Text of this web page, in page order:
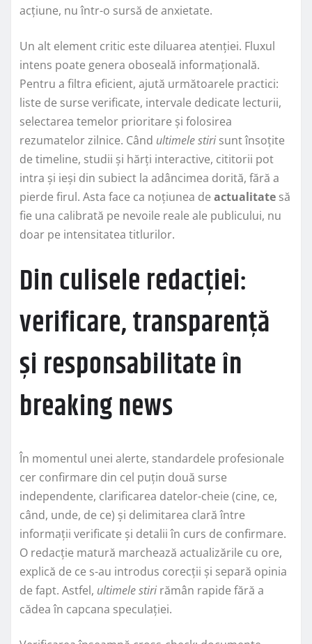
acțiune, nu într-o sursă de anxietate.
Un alt element critic este diluarea atenției. Fluxul
intens poate genera oboseală informațională.
Pentru a filtra eficient, ajută următoarele practici:
liste de surse verificate, intervale dedicate lecturii,
selectarea temelor prioritare și folosirea
rezumatelor zilnice. Când ultimele stiri sunt însoțite
de timeline, studii și hărți interactive, cititorii pot
intra și ieși din subiect la adâncimea dorită, fără a
pierde firul. Asta face ca noțiunea de actualitate să
fie una calibrată pe nevoile reale ale publicului, nu
doar pe intensitatea titlurilor.
Din culisele redacției:
verificare, transparență
și responsabilitate în
breaking news
În momentul unei alerte, standardele profesionale
cer confirmare din cel puțin două surse
independente, clarificarea datelor-cheie (cine, ce,
când, unde, de ce) și delimitarea clară între
informații verificate și detalii în curs de confirmare.
O redacție matură marchează actualizările cu ore,
explică de ce s-au introdus corecții și separă opinia
de fapt. Astfel, ultimele stiri rămân rapide fără a
cădea în capcana speculației.